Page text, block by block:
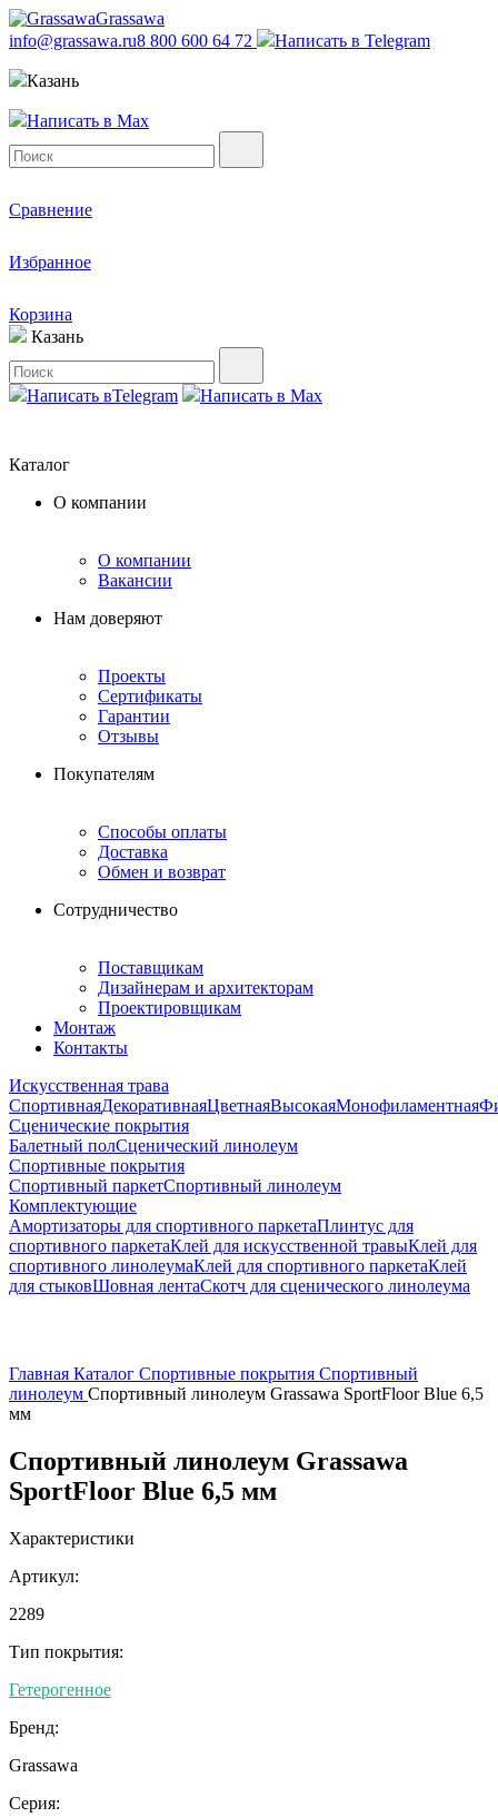
Grassawa
info@grassawa.ru8 800 600 64 72 Написать в Telegram
Казань
Написать в Max
Сравнение
Избранное
Корзина
Казань
Написать вTelegram Написать в Max
Каталог
О компании
О компании
Вакансии
Нам доверяют
Проекты
Сертификаты
Гарантии
Отзывы
Покупателям
Способы оплаты
Доставка
Обмен и возврат
Сотрудничество
Поставщикам
Дизайнерам и архитекторам
Проектировщикам
Монтаж
Контакты
Искусственная трава
СпортивнаяДекоративнаяЦветнаяВысокаяМонофиламентная
Сценические покрытия
Балетный полСценический линолеум
Спортивные покрытия
Спортивный паркетСпортивный линолеум
Комплектующие
Амортизаторы для спортивного паркетаПлинтус для
спортивного паркетаКлей для искусственной травыКлей для
спортивного линолеумаКлей для спортивного паркетаКлей
для стыковШовная лентаСкотч для сценического линолеума
Главная Каталог Спортивные покрытия Спортивный
линолеум Спортивный линолеум Grassawa SportFloor Blue 6,5
мм
Спортивный линолеум Grassawa
SportFloor Blue 6,5 мм
Характеристики
Артикул:
2289
Тип покрытия:
Гетерогенное
Бренд:
Grassawa
Серия: